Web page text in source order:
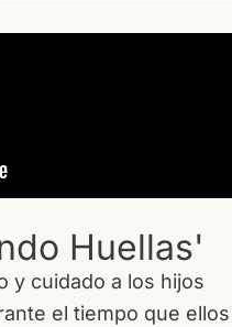
Huellas'
y cuidado a los hijos
el tiempo que ellos